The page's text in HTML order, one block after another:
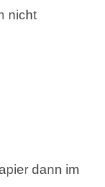
nicht
dann im